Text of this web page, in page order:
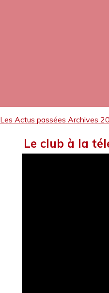
Les Actus passées Archives
Le club à la